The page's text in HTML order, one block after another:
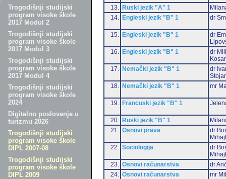
Trogodišnji studijski
program visoke škole
2017 Modul 2
Trogodišnji studijski
program visoke škole
2017 Modul 3
Trogodišnji studijski
program visoke škole
2017 Modul 4
Trogodišnji studijski
program visoke škole
2024
Digitalno poslovanje u
turizmu 2026
Trogodišnji studijski
program visoke škole
DIPL 2007-08
Trogodišnji studijski
program visoke škole
DIPL 2009
13. Ruski jezik "A" 1
14.
Engleski jezik "B" 1 dr
15. Engleski jezik "B" 1
dr
16.
Engleski jezik "B" 1
dr
17.
Nemački jezik "B" 1
dr
18.
Nemački jezik "B" 1 mr
19. Francuski jezik "B" 1
20. Ruski jezik "B" 1
21.
Osnovi prava
dr
22.
Sociologija
dr
23.
Osnovi računarstva
dr
24.
Osnovi računarstva mr